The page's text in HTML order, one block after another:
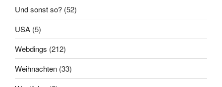
Und sonst so? (52)
USA (5)
Webdings (212)
Weihnachten (33)